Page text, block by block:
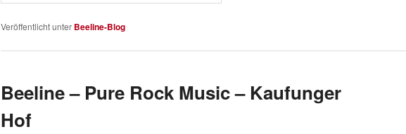
Veröffentlicht unter Beeline-Blog
Beeline – Pure Rock Music – Kaufunger
Hof